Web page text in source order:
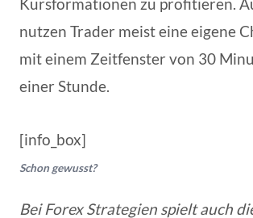
nutzen Trader meist eine eigene
mit einem Zeitfenster von 30
einer Stunde.
[info_box]
Schon gewusst?
Bei Forex Strategien spielt auch